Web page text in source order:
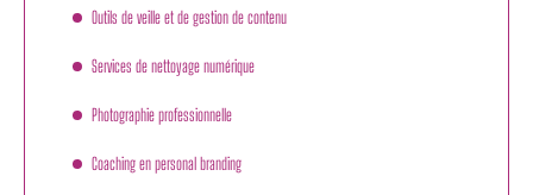
Outils de veille et de gestion de contenu
Services de nettoyage numérique
Photographie professionnelle
Coaching en personal branding